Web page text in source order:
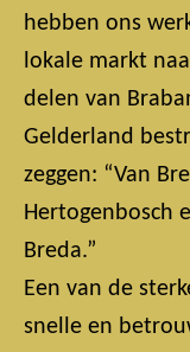
hebben ons
lokale markt
delen van
Gelderland
zeggen: “Van
Hertogenbosch
Breda.”
Een van de
snelle en